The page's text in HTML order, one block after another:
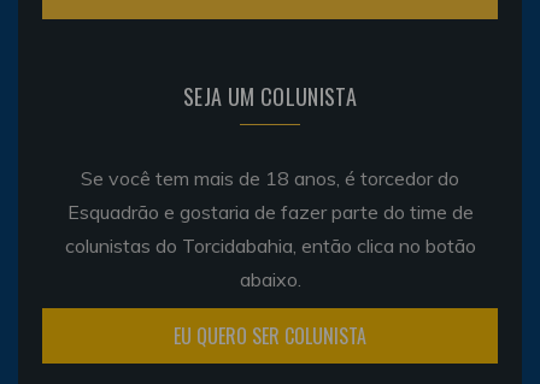
SEJA UM COLUNISTA
Se você tem mais de 18 anos, é torcedor do
Esquadrão e gostaria de fazer parte do time de
colunistas do Torcidabahia, então clica no botão
abaixo.
EU QUERO SER COLUNISTA